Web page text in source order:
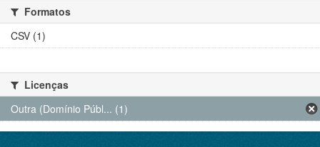
Formatos
CSV (1)
Licenças
Outra (Domínio Públ... (1)